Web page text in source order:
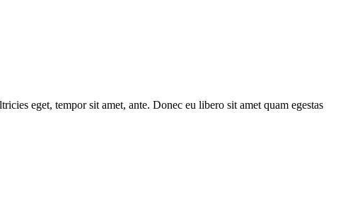
eget, tempor sit amet, ante. Donec eu libero sit amet quam egestas